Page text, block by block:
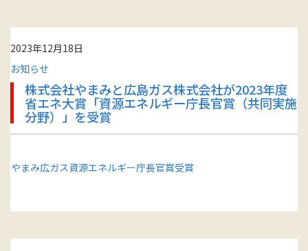
2023年12月18日
お知らせ
株式会社やまみと広島ガス株式会社が2023年度
省エネ大賞「資源エネルギー庁長官賞（共同実施
分野）」を受賞
やまみ広ガス資源エネルギー庁長官賞受賞